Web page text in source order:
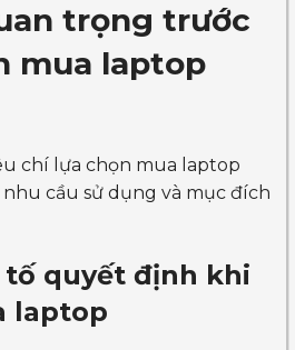
trọng trước
mua laptop
chí lựa chọn mua laptop
cầu sử dụng và mục đích
tố quyết định khi
laptop